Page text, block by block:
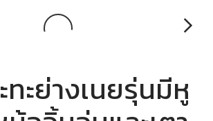
ทะย่างเนยรุ่นมีหู